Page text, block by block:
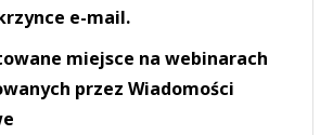
e-mail.
miejsce na webinarach
przez Wiadomości